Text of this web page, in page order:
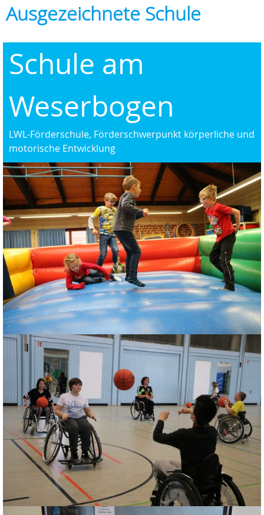
Ausgezeichnete Schule
Schule am
Weserbogen
LWL-Förderschule, Förderschwerpunkt körperliche und
motorische Entwicklung